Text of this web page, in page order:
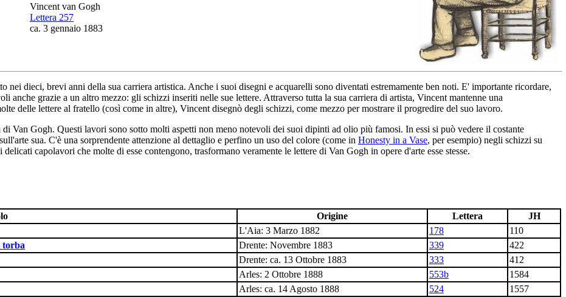
Vincent van Gogh
Lettera 257
ca. 3 gennaio 1883
dieci, brevi anni della sua carriera artistica. Anche i suoi disegni e acquarelli sono diventati estremamente ben noti. E' importante ricordare,
anche grazie a un altro mezzo: gli schizzi inseriti nelle sue lettere. Attraverso tutta la sua carriera di artista, Vincent mantenne una
delle lettere al fratello (così come in altre), Vincent disegnò degli schizzi, come mezzo per mostrare il progredire del suo lavoro.
Van Gogh. Questi lavori sono sotto molti aspetti non meno notevoli dei suoi dipinti ad olio più famosi. In essi si può vedere il costante
sua. C'è una sorprendente attenzione al dettaglio e perfino un uso del colore (come in Honesty in a Vase, per esempio) negli schizzi su
capolavori che molte di esse contengono, trasformano veramente le lettere di Van Gogh in opere d'arte esse stesse.
Origine Lettera
JH
L'Aia: 3 Marzo 1882 178
110
torba
Drente: Novembre 1883 339
422
Drente: ca. 13 Ottobre 1883 333
412
Arles: 2 Ottobre 1888 553b
1584
Arles: ca. 14 Agosto 1888 524
1557